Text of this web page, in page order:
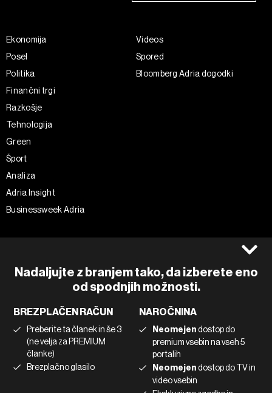
Nadaljujte z branjem tako, da izberete eno
od spodnjih možnosti.
BREZPLAČEN RAČUN
Preberite ta članek in še 3
(ne velja za PREMIUM
članke)
Brezplačno glasilo
NAROČNINA
Neomejendostop do
premium vsebin na vseh 5
portalih
Neomejendostop do TV in
video vsebin
Ekonomija
Posel
Politika
Finančni trgi
Razkošje
Tehnologija
Green
Šport
Analiza
Adria Insight
Businessweek Adria
Videos
Spored
Bloomberg Adria dogodki
Piškotki
Marketing
Uporaba umetne inteligence
Instagram
Linkedin
Tiktok
©2022 - 2026 Bloomberg L.P. All Rights Reserved. BLOOMBERG and
the BLOOMBERG logo are registered trademarks and service marks of